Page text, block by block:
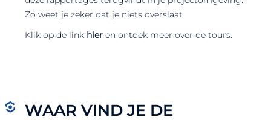
Zo weet je zeker dat je niets overslaat
Klik op de link hier en ontdek meer over de tours.
WAAR VIND JE DE